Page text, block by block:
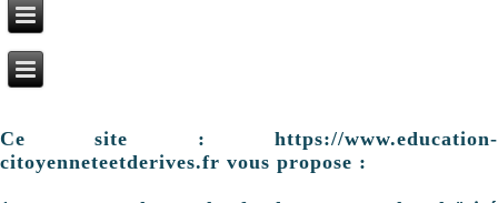
Ce site : https://www.education-
citoyenneteetderives.fr vous propose :